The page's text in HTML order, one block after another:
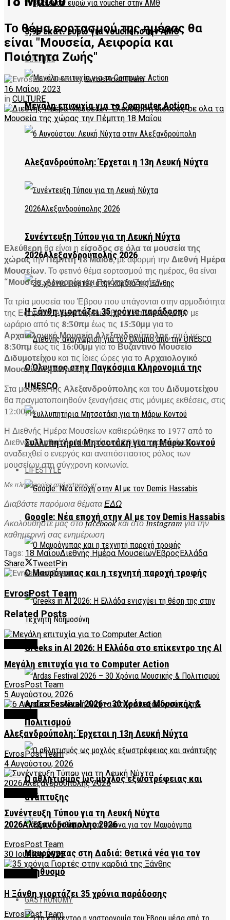
3,95 εκατ. ευρώ για voucher στην ΑΜΘ
CULTURE
Μεγάλη επιτυχία για το Computer Action
Αλεξανδρούπολη: Έρχεται η 13η Λευκή Νύχτα
Συνέντευξη Τύπου για τη Λευκή Νύχτα
2026Αλεξανδρούπολης 2026
Η Ξάνθη γιορτάζει 35 χρόνια παράδοσης
Ο Όλυμπος στην Παγκόσμια Κληρονομιά της
UNESCO
Συλλυπητήρια Μητσοτάκη για τη Μάρω Κοντού
LIFESTYLE
Google: Νέα εποχή στην AI με τον Demis Hassabis
Ο Μαυρόγυπας και η τεχνητή παροχή τροφής
Greeks in AI 2026: Η Ελλάδα στο επίκεντρο της AI
Ardas Festival 2026 – 30 Χρόνια Μουσικής &
Πολιτισμού
Ο αθλητισμός ως μοχλός εξωστρέφειας και
ανάπτυξης
Μαυρόγυπας στη Δαδιά: Θετικά νέα για τον
πληθυσμό
GASTRONOMY
Το θέμα εορτασμού της ημέρας θα
είναι "Μουσεία, Αειφορία και
Ποιότητα Ζωής"
by EvrosPost Team
16 Μαΐου, 2023
in CULTURE
Ελεύθερη θα είναι η είσοδος σε όλα τα μουσεία της
χώραςτηνΠέμπτη 18 Μαΐου, με αφορμή τηνΔιεθνή Ημέρα
Μουσείων.Το φετινό θέμα εορτασμού της ημέρας, θα είναι
“Μουσεία, Αειφορία και Ποιότητα Ζωής”.
Τα τρία μουσεία του Έβρου που υπάγονται στην αρμοδιότητα
της Εφορείας Αρχαιοτήτων Έβρου, θα λειτουργούν με
ωράριο από τις 8:30πμ έως τις 15:30μμ για το
Αρχαιολογικό ΜουσείοΑλεξανδρούπολης,από τις
8:30πμέως τις16:00μμγια τοΒυζαντινό Μουσείο
Διδυμοτείχου και τις ίδιες ώρες για τοΑρχαιολογικό
Μουσείο Σαμοθράκης.
Στα μουσεία της Αλεξανδρούπολης και του Διδυμοτείχου
θα πραγματοποιηθούν ξεναγήσεις στις μόνιμες εκθέσεις, στις
12:00μμ.
Η Διεθνής Ημέρα Μουσείων καθιερώθηκε το 1977 από το
Διεθνές Συμβούλιο Μουσείων (ICOM), προκειμένου να
αναδειχθεί ο ενεργός και αναπόσπαστος ρόλος των
μουσείων στη σύγχρονη κοινωνία.
Με πληροφορίες από ertnews.gr
Διαβάστε παρόμοια θέματαΕΔΩ
Ακολουθήστε μας στοfacebookκαι στοInstagramγια την
καθημερινή σας ενημέρωση
Tags: 18 ΜαΐουΔιεθνής Ημέρα ΜουσείωνΈβροςΕλλάδα
Share
TweetPin
EvrosPost Team
Related Posts
Μεγάλη επιτυχία για το Computer Action
EvrosPost Team
5 Αυγούστου, 2026
Αλεξανδρούπολη: Έρχεται η 13η Λευκή Νύχτα
EvrosPost Team
4 Αυγούστου, 2026
Συνέντευξη Τύπου για τη Λευκή Νύχτα
2026Αλεξανδρούπολης 2026
EvrosPost Team
30 Ιουλίου, 2026
Η Ξάνθη γιορτάζει 35 χρόνια παράδοσης
EvrosPost Team